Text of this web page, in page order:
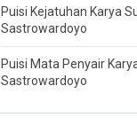
Puisi Kejatuhan Karya
Sastrowardoyo
Puisi Mata Penyair
Sastrowardoyo